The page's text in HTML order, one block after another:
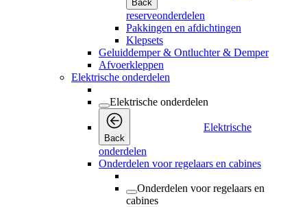
Back
reserveonderdelen
Pakkingen en afdichtingen
Klepsets
Geluiddemper & Ontluchter & Demper
Afvoerkleppen
Elektrische onderdelen
Elektrische onderdelen
Back
Elektrische
onderdelen
Onderdelen voor regelaars en cabines
Onderdelen voor regelaars en
cabines